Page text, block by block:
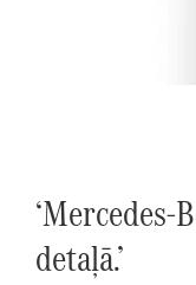
detaļā.’